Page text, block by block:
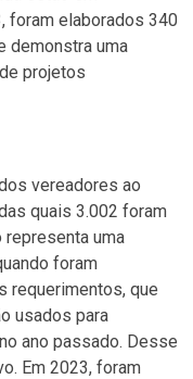
foram elaborados 340
demonstra uma
projetos
vereadores ao
quais 3.002 foram
representa uma
foram
requerimentos, que
usados para
ano passado. Desse
Em 2023, foram